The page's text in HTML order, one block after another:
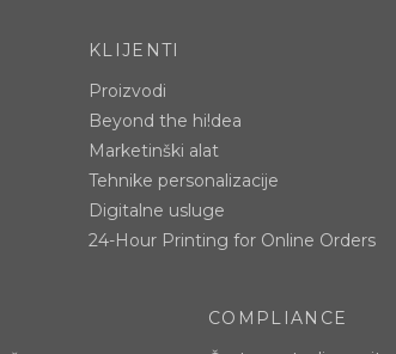
KLIJENTI
Proizvodi
Beyond the hi!dea
Marketinški alat
Tehnike personalizacije
Digitalne usluge
24-Hour Printing for Online Orders
COMPLIANCE